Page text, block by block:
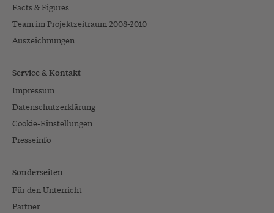
Facts & Figures
Team im Projektzeitraum 2008-2010
Auszeichnungen
Service & Kontakt
Impressum
Datenschutzerklärung
Cookie-Einstellungen
Presseinfo
Sonderseiten
Für den Unterricht
Partner